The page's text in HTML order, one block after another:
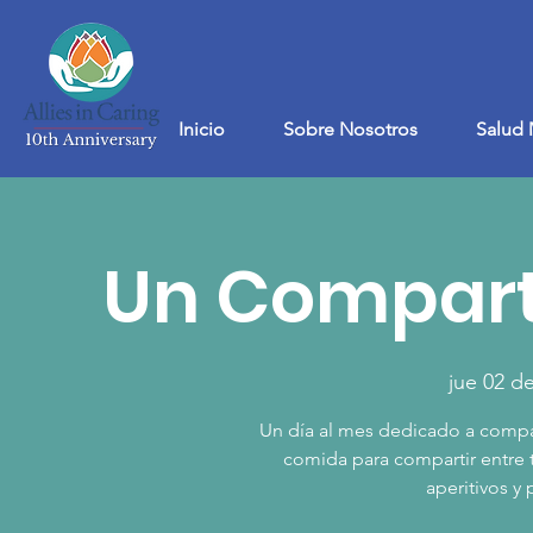
Inicio Sobre Nosotros Salud
Un
jue 02
Un día al mes dedicado a
comida para compartir entre
aperitivos y